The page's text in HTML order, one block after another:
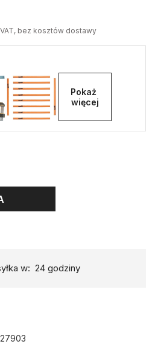
bez kosztów dostawy
Pokaż
więcej
w: 24 godziny